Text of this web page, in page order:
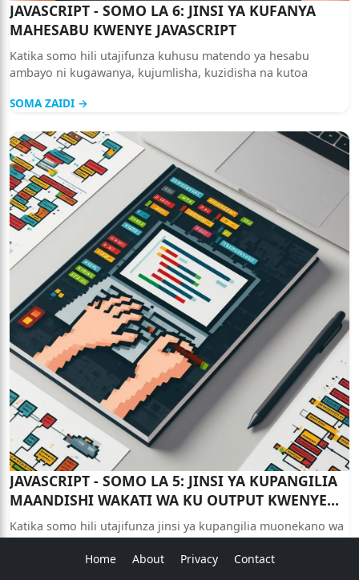
JAVASCRIPT - SOMO LA 6: JINSI YA KUFANYA
MAHESABU KWENYE JAVASCRIPT
Katika somo hili utajifunza kuhusu matendo ya hesabu
ambayo ni kugawanya, kujumlisha, kuzidisha na kutoa
SOMA ZAIDI →
JAVASCRIPT - SOMO LA 5: JINSI YA KUPANGILIA
MAANDISHI WAKATI WA KU OUTPUT KWENYE
JAVASCRIPT
Katika somo hili utajifunza jinsi ya kupangilia muonekano wa
maandishi (text) wakati wa ku out put matokeo ya code
Home About Privacy Contact